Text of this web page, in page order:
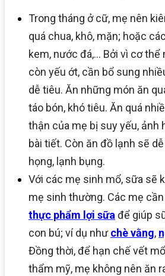
Trong tháng ở cữ, mẹ nên
quá chua, khô, mặn; hoặc
kem, nước đá,… Bởi vì cơ thể
còn yếu ớt, cần bổ sung
dễ tiêu. Ăn những món ăn
táo bón, khó tiêu. Ăn quá
thận của mẹ bị suy yếu, ảnh
bài tiết. Còn ăn đồ lạnh sẽ
họng, lạnh bụng.
Với các mẹ sinh mổ, sữa sẽ
mẹ sinh thường. Các mẹ
thực phẩm lợi sữađể giúp
con bú; ví dụ nhưchè vằng,
Đồng thời, để hạn chế vết
thẩm mỹ, mẹ không nên ăn